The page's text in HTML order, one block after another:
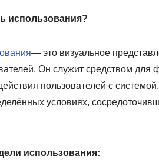
использования?
— это визуальное
Он служит средством для
пользователей с
условиях,
использования: